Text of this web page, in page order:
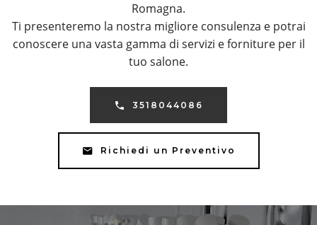
Romagna.
Ti presenteremo la nostra migliore consulenza e potrai
conoscere una vasta gamma di servizi e forniture per il
tuo salone.
3518044086
Richiedi un Preventivo